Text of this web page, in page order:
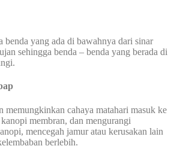
benda yang ada di bawahnya dari sinar
sehingga benda – benda yang berada di
memungkinkan cahaya matahari masuk ke
membran, dan mengurangi
mencegah jamur atau kerusakan lain
berlebih.